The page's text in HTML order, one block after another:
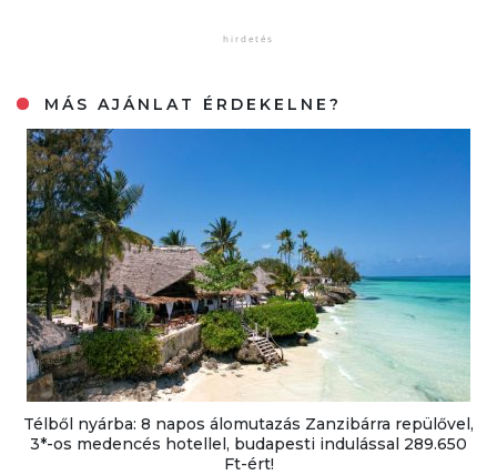
MÁS AJÁNLAT ÉRDEKELNE?
Télből nyárba: 8 napos álomutazás Zanzibárra repülővel,
3*-os medencés hotellel, budapesti indulással 289.650
Ft-ért!